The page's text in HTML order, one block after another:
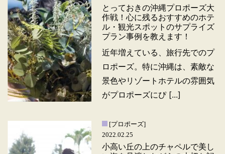
とっておきの沖縄プロポーズ大
作戦！心に残るおすすめのホテ
ル・観光スポットのサプライズ
プラン事例を教えます！
近年増えている、旅行先でのプ
ロポーズ。特に沖縄は、素敵な
景色やリゾートホテルの雰囲気
がプロポーズにぴ [...]
小高い丘の上のチャペルで美し
[プロポーズ]
2022.02.25